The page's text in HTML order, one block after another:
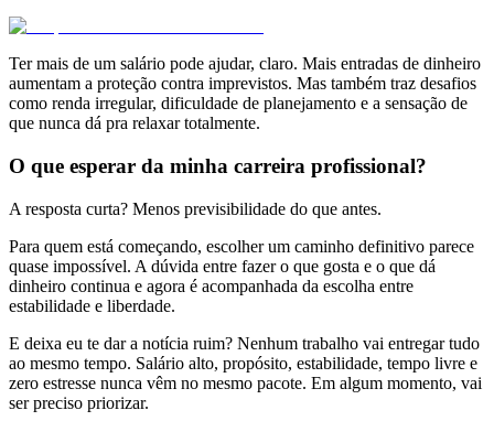
Ter mais de um salário pode ajudar, claro. Mais entradas de dinheiro
aumentam a proteção contra imprevistos. Mas também traz desafios
como renda irregular, dificuldade de planejamento e a sensação de
que nunca dá pra relaxar totalmente.
O que esperar da minha carreira profissional?
A resposta curta? Menos previsibilidade do que antes.
Para quem está começando, escolher um caminho definitivo parece
quase impossível. A dúvida entre fazer o que gosta e o que dá
dinheiro continua e agora é acompanhada da escolha entre
estabilidade e liberdade.
E deixa eu te dar a notícia ruim? Nenhum trabalho vai entregar tudo
ao mesmo tempo. Salário alto, propósito, estabilidade, tempo livre e
zero estresse nunca vêm no mesmo pacote. Em algum momento, vai
ser preciso priorizar.